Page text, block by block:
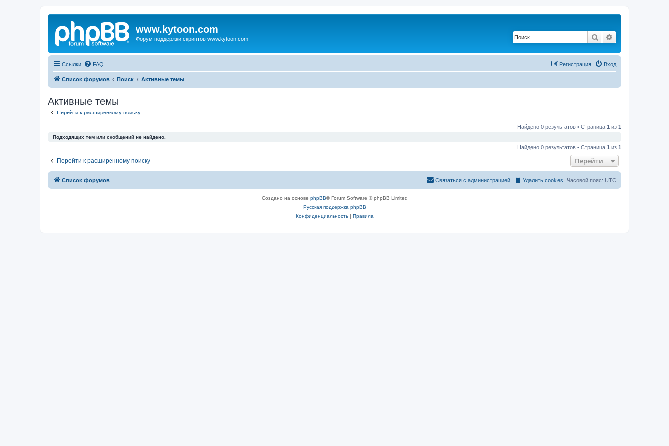
www.kytoon.com
Форум поддержки скриптов www.kytoon.com Поиск
Ссылки FAQ Вход
Регистрация
Список форумов Поиск Активные темы
Активные темы
Перейти к расширенному поиску
Найдено 0 результатов • Страница 1 из 1
Подходящих тем или сообщений не найдено.
Найдено 0 результатов • Страница 1 из 1
Перейти к расширенному поиску Перейти
Список форумов Часовой пояс: UTC
Удалить cookies
Связаться с администрацией
Создано на основе phpBB® Forum Software © phpBB Limited
Русская поддержка phpBB
Конфиденциальность| Правила